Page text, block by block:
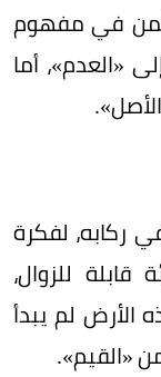
في مفهوم
«العدم»، أما
ركابه، لفكرة
للزوال،
الأرض لم يبدأ
«القيم».